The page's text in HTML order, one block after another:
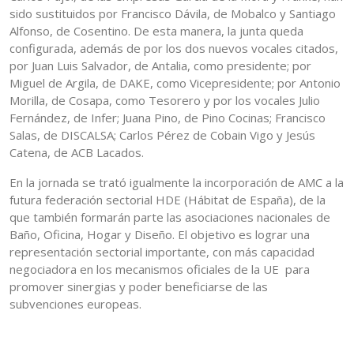
sido sustituidos por Francisco Dávila, de Mobalco y Santiago
Alfonso, de Cosentino. De esta manera, la junta queda
configurada, además de por los dos nuevos vocales citados,
por Juan Luis Salvador, de Antalia, como presidente; por
Miguel de Argila, de DAKE, como Vicepresidente; por Antonio
Morilla, de Cosapa, como Tesorero y por los vocales Julio
Fernández, de Infer; Juana Pino, de Pino Cocinas; Francisco
Salas, de DISCALSA; Carlos Pérez de Cobain Vigo y Jesús
Catena, de ACB Lacados.
En la jornada se trató igualmente la incorporación de AMC a la
futura federación sectorial HDE (Hábitat de España), de la
que también formarán parte las asociaciones nacionales de
Baño, Oficina, Hogar y Diseño. El objetivo es lograr una
representación sectorial importante, con más capacidad
negociadora en los mecanismos oficiales de la UE para
promover sinergias y poder beneficiarse de las
subvenciones europeas.